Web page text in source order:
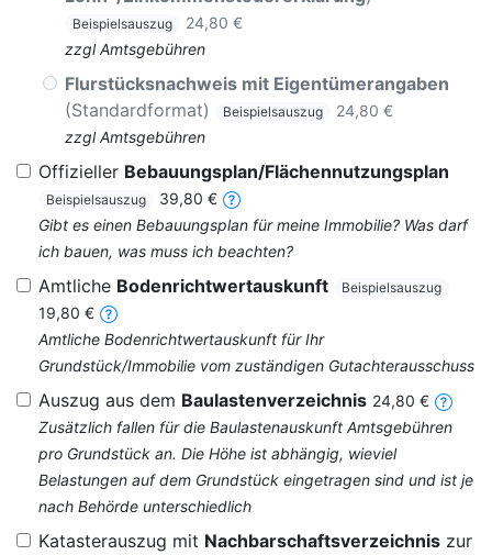
Beispielsauszug
24,80 €
zzgl Amtsgebühren
Flurstücksnachweis mit Eigentümerangaben
(Standardformat)
Beispielsauszug
24,80 €
zzgl Amtsgebühren
Offizieller Bebauungsplan/Flächennutzungsplan
Beispielsauszug
39,80 €
Gibt es einen Bebauungsplan für meine Immobilie? Was darf
ich bauen, was muss ich beachten?
Amtliche Bodenrichtwertauskunft Beispielsauszug
19,80 €
Amtliche Bodenrichtwertauskunft für Ihr
Grundstück/Immobilie vom zuständigen Gutachterausschuss
Auszug aus dem Baulastenverzeichnis 24,80 €
Zusätzlich fallen für die Baulastenauskunft Amtsgebühren
pro Grundstück an. Die Höhe ist abhängig, wieviel
Belastungen auf dem Grundstück eingetragen sind und ist je
nach Behörde unterschiedlich
Katasterauszug mit Nachbarschaftsverzeichnis zur